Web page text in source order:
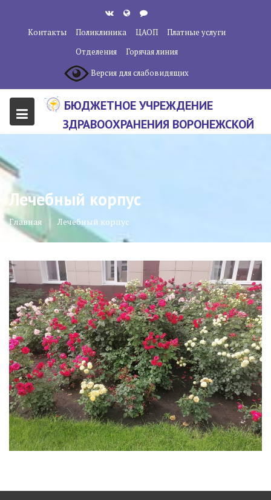
содержанию
Контакты Поликлиника ЦАОП
Платные услуги
Отделения
Горячая линия
Версия для слабовидящих
БЮДЖЕТНОЕ УЧРЕЖДЕНИЕ
ЗДРАВООХРАНЕНИЯ ВОРОНЕЖСКОЙ
ЦЕНТР"
Лечебный корпус
Главная Лечебный корпус